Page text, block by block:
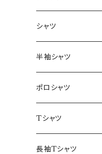
～44/S
46/M
48/L
50/XL～
シャツ
～44/S
46/M
48/L
50/XL～
半袖シャツ
～44/S
46/M
48/L
ポロシャツ
～44/S
46/M
Tシャツ
～44/S
長袖Tシャツ